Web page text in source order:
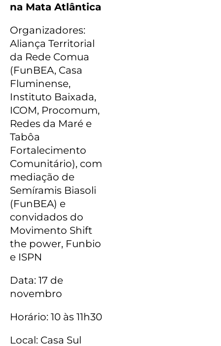
na Mata Atlântica
Organizadores:
Aliança Territorial
da Rede Comua
(FunBEA, Casa
Fluminense,
Instituto Baixada,
ICOM, Procomum,
Redes da Maré e
Tabôa
Fortalecimento
Comunitário), com
mediação de
Semíramis Biasoli
(FunBEA) e
convidados do
Movimento Shift
the power, Funbio
e ISPN
Data: 17 de
novembro
Horário: 10 às 11h30
Local: Casa Sul